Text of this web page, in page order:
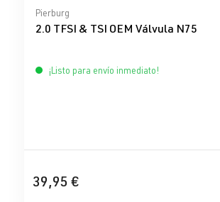
Calificación promedio de 0 de 5
Pierburg
2.0 TFSI & TSI OEM Válvula N75
¡Listo para envío inmediato!
39,95 €